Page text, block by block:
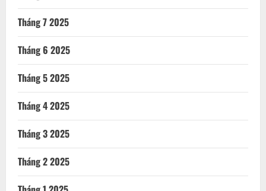
Tháng 2 2025
Tháng 1 2025
Tháng 12 2024
Tháng 11 2024
Tháng 10 2024
DANH MỤC